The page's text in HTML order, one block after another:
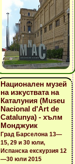
Национален музей
на изкуствата на
Каталуния (Museu
Nacional d'Art de
Catalunya) - хълм
Монджуик
Град Барселона 13—
15, 29 и 30 юли,
Испанска екскурзия 12
—30 юли 2015